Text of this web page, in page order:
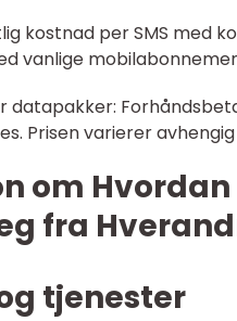
kostnad per SMS med
vanlige
datapakker:
Prisen varierer
om
fra
tjenester